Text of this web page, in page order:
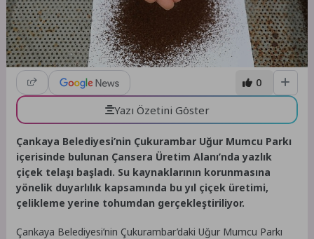
0
Yazı Özetini Göster
Çankaya Belediyesi’nin Çukurambar Uğur Mumcu Parkı
içerisinde bulunan Çansera Üretim Alanı’nda yazlık
çiçek telaşı başladı. Su kaynaklarının korunmasına
yönelik duyarlılık kapsamında bu yıl çiçek üretimi,
çelikleme yerine tohumdan gerçekleştiriliyor.
Çankaya Belediyesi’nin Çukurambar’daki Uğur Mumcu Parkı